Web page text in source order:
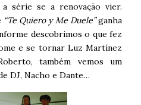
série se a renovação vier.
“Te Quiero y Me Duele”ganha
descobrimos o que fez
e se tornar Luz Martínez
também vemos um
DJ, Nacho e Dante…